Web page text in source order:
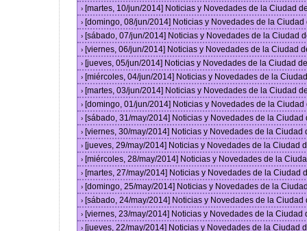
› [martes, 10/jun/2014] Noticias y Novedades de la Ciudad
› [domingo, 08/jun/2014] Noticias y Novedades de la
› [sábado, 07/jun/2014] Noticias y Novedades de la Ciudad
› [viernes, 06/jun/2014] Noticias y Novedades de la Ciudad
› [jueves, 05/jun/2014] Noticias y Novedades de la Ciudad
› [miércoles, 04/jun/2014] Noticias y Novedades de la
› [martes, 03/jun/2014] Noticias y Novedades de la Ciudad
› [domingo, 01/jun/2014] Noticias y Novedades de la
› [sábado, 31/may/2014] Noticias y Novedades de la
› [viernes, 30/may/2014] Noticias y Novedades de la
› [jueves, 29/may/2014] Noticias y Novedades de la Ciudad
› [miércoles, 28/may/2014] Noticias y Novedades de la
› [martes, 27/may/2014] Noticias y Novedades de la Ciudad
› [domingo, 25/may/2014] Noticias y Novedades de la
› [sábado, 24/may/2014] Noticias y Novedades de la
› [viernes, 23/may/2014] Noticias y Novedades de la
› [jueves, 22/may/2014] Noticias y Novedades de la Ciudad